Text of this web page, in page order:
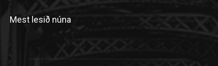
Mest lesið núna